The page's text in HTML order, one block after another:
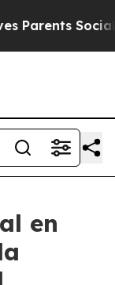
Social
en